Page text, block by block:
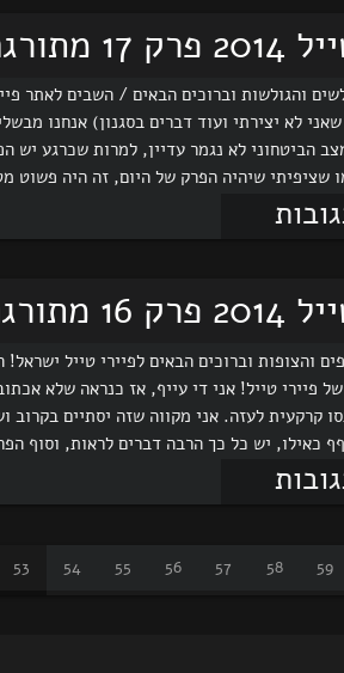
לעברית~!
והגולשות וברוכים הבאים / השבים לאתר
לא יצירתי ועוד דברים בסגנון) אנחנו
הביטחוני לא נגמר עדיין, למרות שכרגע
שציפיתי שיהיה הפרק של היום, זה היה פשוט
לעברית!!
והצופות וברוכים הבאים לפיירי טייל
פיירי טייל! אני די עייף, אז כנראה שלא
קרקעית לעזה. אני מקווה שזה יסתיים בקרוב
כאילו, יש כל כך הרבה דברים לראות, וסוף
53 54 55 56 57 58 59